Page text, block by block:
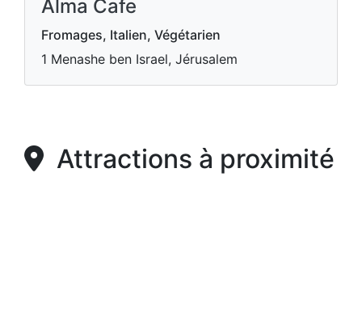
Alma Cafe
Fromages, Italien, Végétarien
1 Menashe ben Israel, Jérusalem
Attractions à proximité